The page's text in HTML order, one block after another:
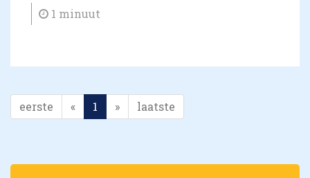
1 minuut
eerste « 1 » laatste